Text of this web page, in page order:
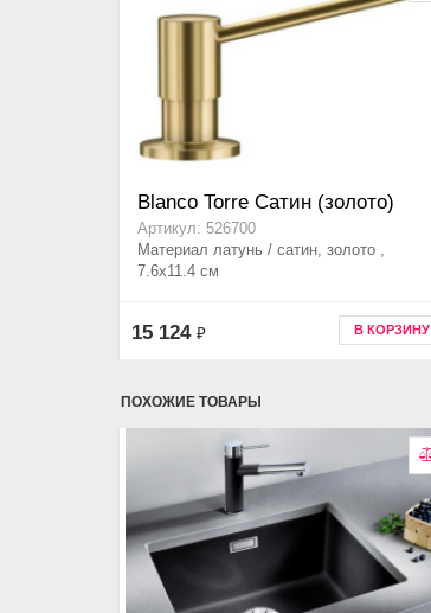
Blanco Torre Сатин (золото)
Артикул: 526700
Материал латунь / сатин, золото ,
7.6x11.4 см
15 124 ₽ В КОРЗИНУ
ПОХОЖИЕ ТОВАРЫ